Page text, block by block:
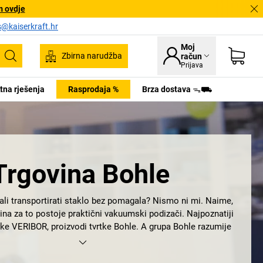
ovdje
Pretraživanje
Zbirna narudžba
Moj
račun
Prijava
rješenja Rasprodaja % Brza dostava ᯓ⛟
Bohle
transportirati staklo bez pomagala? Nismo ni mi. Naime,
za to postoje praktični vakuumski podizači. Najpoznatiji
VERIBOR, proizvodi tvrtke Bohle. A grupa Bohle razumije
što je 1923. godine započelo s rezalom za staklo s